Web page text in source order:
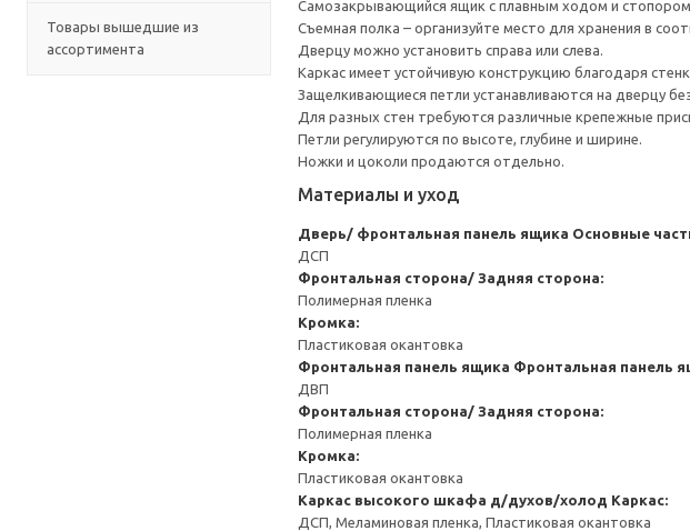
Товары вышедшие из
ассортимента
Cамозакрывающийся ящик с плавным ходом и
Съемная полка – организуйте место для хранения в
Дверцу можно установить справа или слева.
Каркас имеет устойчивую конструкцию благодаря
Защелкивающиеся петли устанавливаются на дверцу
Для разных стен требуются различные крепежные
Петли регулируются по высоте, глубине и ширине.
Ножки и цоколи продаются отдельно.
Материалы и уход
Дверь/ фронтальная панель ящика Основные
ДСП
Фронтальная сторона/ Задняя сторона:
Полимерная пленка
Кромка:
Пластиковая окантовка
Фронтальная панель ящика Фронтальная панель
ДВП
Фронтальная сторона/ Задняя сторона:
Полимерная пленка
Кромка:
Пластиковая окантовка
Каркас высокого шкафа д/духов/холод Каркас:
ДСП, Меламиновая пленка, Пластиковая окантовка